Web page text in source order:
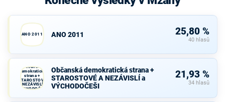
ANO 2011 ANO 2011 25,80 %
40 hlasů
Občanská
demokratická
strana +
STAROSTOVÉ
A NEZÁVISLÍ a
VÝCHODOČEŠI
Občanská demokratická strana +
STAROSTOVÉ A NEZÁVISLÍ a
VÝCHODOČEŠI
21,93 %
34 hlasů